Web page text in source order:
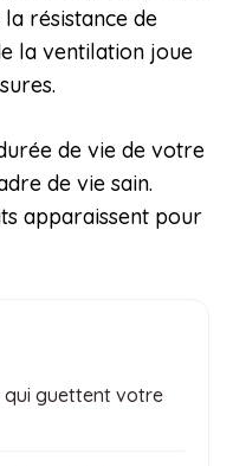
résistance de
la ventilation joue
de vie de votre
de vie sain.
apparaissent pour
qui guettent votre